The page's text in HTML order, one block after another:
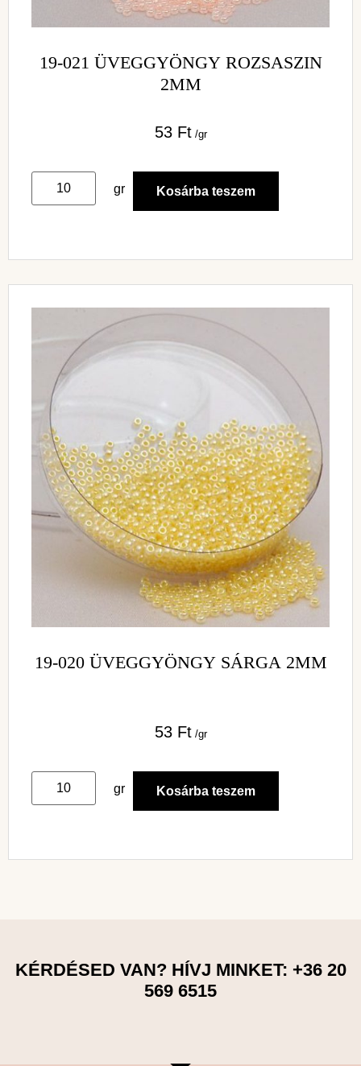
19-021 ÜVEGGYÖNGY ROZSASZIN
2MM
53 Ft /gr
gr Kosárba teszem
19-020 ÜVEGGYÖNGY SÁRGA 2MM
53 Ft /gr
gr Kosárba teszem
KÉRDÉSED VAN? HÍVJ MINKET: +36 20
569 6515